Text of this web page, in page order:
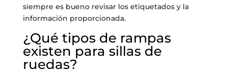
siempre es bueno revisar los etiquetados y la
información proporcionada.
¿Qué tipos de rampas
existen para sillas de
ruedas?